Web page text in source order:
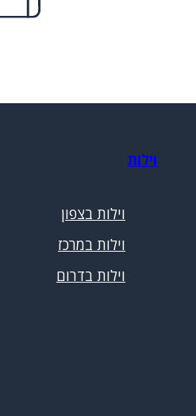
וילות
וילות בצפון
וילות במרכז
וילות בדרום